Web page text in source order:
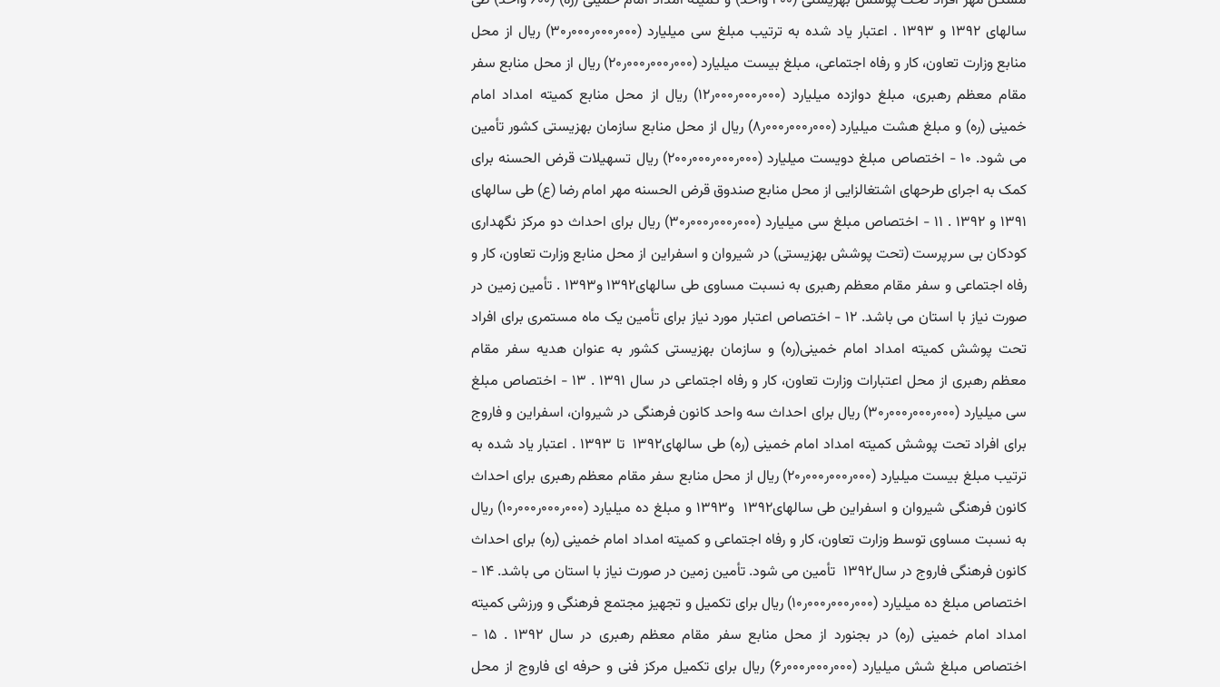
سالهای ۱۳۹۲ ‏و ۱۳۹۳ ‏. اعتبار یاد شده به ترتیب مبلغ سی میلیارد (۰۰۰ر۰۰۰ر۰۰۰ر۳۰‏) ریال از محل
منابع وزارت تعاون، کار و رفاه اجتماعی، مبلغ بیست میلیارد (۰۰۰ر۰۰۰ر۰۰۰ر۲۰‏) ریال از محل منابع سفر
مقام معظم رهبری، مبلغ دوازده میلیارد (۰۰۰ر۰۰۰ر۰۰۰ر۱۲‏) ریال از محل منابع کمیته امداد امام
خمینی (ره) و مبلغ هشت میلیارد (۰۰۰ر۰۰۰ر۰۰۰ر۸‏) ریال از محل منابع سازمان بهزیستی کشور تأمین
می شود. ۱۰ - اختصاص مبلغ دویست میلیارد (۰۰۰ر۰۰۰ر۰۰۰ر۲۰۰‏) ریال تسهیلات قرض الحسنه برای
کمک به اجرای طرحهای اشتغالزایی از محل منابع صندوق قرض الحسنه مهر امام رضا (ع) طی سالهای
۱۳۹۱ ‏و ۱۳۹۲ ‏. ۱۱ - ‏اختصاص مبلغ سی میلیارد (۰۰۰ر۰۰۰ر۰۰۰ر۳۰‏) ریال برای احداث دو مرکز نگهداری
کودکان بی سرپرست (تحت پوشش بهزیستی) در شیروان و اسفراین از محل منابع وزارت تعاون، کار و
رفاه اجتماعی و سفر مقام معظم رهبری به نسبت مساوی طی سالهای۱۳۹۲ ‏و۱۳۹۳ ‏. تأمین زمین در
صورت نیاز با استان می باشد. ۱۲ - اختصاص اعتبار مورد نیاز برای تأمین یک ماه مستمری برای افراد
تحت پوشش کمیته امداد امام خمینی(ره) و سازمان بهزیستی کشور به عنوان هدیه سفر مقام
معظم رهبری از محل اعتبارات وزارت تعاون، کار و رفاه اجتماعی در سال ۱۳۹۱ ‏. ۱۳ - ‏اختصاص مبلغ
سی میلیارد (۰۰۰ر۰۰۰ر۰۰۰ر۳۰) ریال برای احداث سه واحد کانون فرهنگی در شیروان، اسفراین و فاروج
برای افراد تحت پوشش کمیته امداد امام خمینی (ره) طی سالهای۱۳۹۲ ‏ تا ۱۳۹۳ ‏. اعتبار یاد شده به
ترتیب مبلغ بیست میلیارد (۰۰۰ر۰۰۰ر۰۰۰ر۲۰‏) ریال از محل منابع سفر مقام معظم رهبری برای احداث
کانون فرهنگی شیروان و اسفراین طی سالهای۱۳۹۲ ‏ و۱۳۹۳ ‏و مبلغ ده میلیارد (۰۰۰ر۰۰۰ر۰۰۰ر۱۰‏) ریال
به نسبت مساوی توسط وزارت تعاون، کار و رفاه اجتماعی و کمیته امداد امام خمینی (ره) برای احداث
کانون فرهنگی فاروج در سال۱۳۹۲ ‏ تأمین می شود. تأمین زمین در صورت نیاز با استان می باشد. ۱۴ -
اختصاص مبلغ ده میلیارد (۰۰۰ر۰۰۰ر۰۰۰ر۱۰) ریال برای تکمیل و تجهیز مجتمع فرهنگی و ورزشی کمیته
امداد امام خمینی (ره) در بجنورد از محل منابع سفر مقام معظم رهبری در سال ۱۳۹۲ ‏. ۱۵ -
‏اختصاص مبلغ شش میلیارد (۰۰۰ر۰۰۰ر۰۰۰ر۶) ریال برای تکمیل مرکز فنی و حرفه ای فاروج از محل